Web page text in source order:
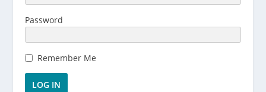
z
o
Password
Remember Me